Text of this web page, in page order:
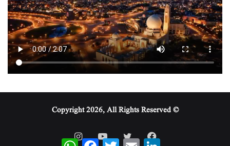
© Copyright 2026, All Rights Reserved
WhatsAppFacebookTwitterEmail
LinkedIn